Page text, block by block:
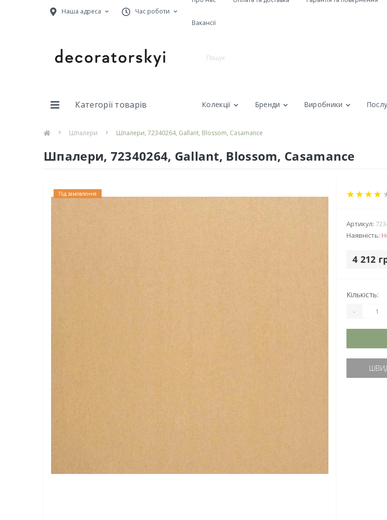
Наша адреса Час роботи
Вакансії
Категорії товарів Колекції Бренди Виробники
Шпалери Шпалери, 72340264, Gallant, Blossom, Casamance
Шпалери, 72340264, Gallant, Blossom, Casamance
Під замовлення
Артикул:
Наявність:
4 212
Кількість:
-